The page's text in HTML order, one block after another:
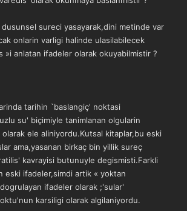
sureci yasayarak,dini metinde var
onlarin varligi halinde ulasilabilecek
»i anlatan ifadeler olarak okuyabilmistir ?
tarihin `baslangiç' noktasi
su' biçimiyle tanimlanan olgularin
ele aliniyordu.Kutsal kitaplar,bu eski
ama,yasanan birkaç bin yillik sureç
kavrayisi butunuyle degismisti.Farkli
eski ifadeler,simdi artik « yoktan
ifadeler olarak ;'sular'
karsiligi olarak algilaniyordu.